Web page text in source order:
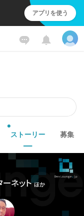
アプリを使う
ストーリー 募集